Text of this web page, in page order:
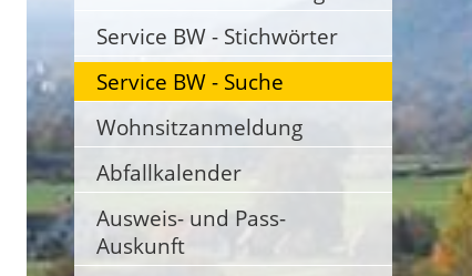
Service BW - Stichwörter
Service BW - Suche
Wohnsitzanmeldung
Abfallkalender
Ausweis- und Pass-
Auskunft